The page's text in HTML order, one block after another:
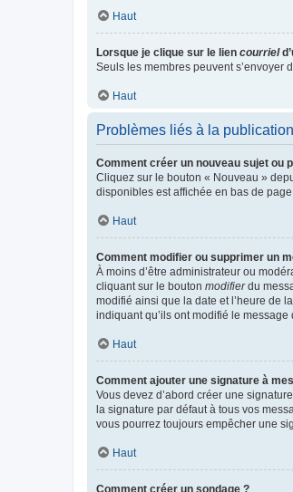
Haut
Lorsque je clique sur le lien courriel
Seuls les membres peuvent s’envoyer
Haut
Problèmes liés à la
Comment créer un nouveau sujet ou
Cliquez sur le bouton « Nouveau »
disponibles est affichée en bas de
Haut
Comment modifier ou supprimer un
À moins d’être administrateur ou
cliquant sur le bouton modifierdu
modifié ainsi que la date et l’heure de
indiquant qu’ils ont modifié le
Haut
Comment ajouter une signature à
Vous devez d’abord créer une
la signature par défaut à tous vos
vous pourrez toujours empêcher une
Haut
Comment créer un sondage ?